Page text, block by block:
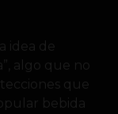
idea de
algo que no
que
bebida